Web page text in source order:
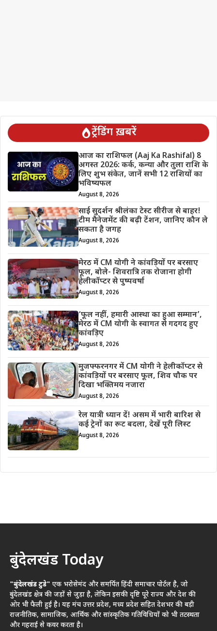
ट्रेंडिंग ख़बरें
आज का राशिफल (Aaj Ka Rashifal) 8
अगस्त 2026: कर्क, कन्या और तुला राशि के
लिए शुभ संकेत, जानें सभी 12 राशियों का
भविष्यफल
August 8, 2026
साई सुदर्शन श्रीलंका टेस्ट सीरीज से बाहर!
टीम मैनेजमेंट की बढ़ी टेंशन, जानिए कौन ले
सकता है जगह
August 8, 2026
मेरठ में CM योगी ने कांवड़ियों पर बरसाए
फूल, बोले- शिवरात्रि तक रोजाना होगी
हेलीकॉप्टर से पुष्पवर्षा
August 8, 2026
‘फूल नहीं, हमारी आस्था का हुआ सम्मान’,
मेरठ में CM योगी के स्वागत से गदगद हुए
कांवड़िए
August 8, 2026
मुजफ्फरनगर में CM योगी ने हेलीकॉप्टर से
कांवड़ियों पर बरसाए फूल, शिव चौक पर
दिखा भक्तिमय नजारा
August 8, 2026
रेल यात्री ध्यान दें! असम में भारी बारिश से
कई ट्रेनों का रूट बदला, देखें पूरी लिस्ट
August 8, 2026
बुंदेलखंड Today
"बुंदेलखंड टुडे" एक भरोसेमंद और समर्पित हिंदी समाचार पोर्टल है, जो
बुंदेलखंड क्षेत्र की जड़ों से जुड़ा है, लेकिन इसकी दृष्टि पूरे राज्य और देश की
ओर भी फैली हुई है। यह मंच उत्तर प्रदेश, मध्य प्रदेश सहित देशभर की बड़ी
राजनीतिक, सामाजिक, आर्थिक और सांस्कृतिक गतिविधियों को भी तटस्थता
और गहराई से कवर करता है।